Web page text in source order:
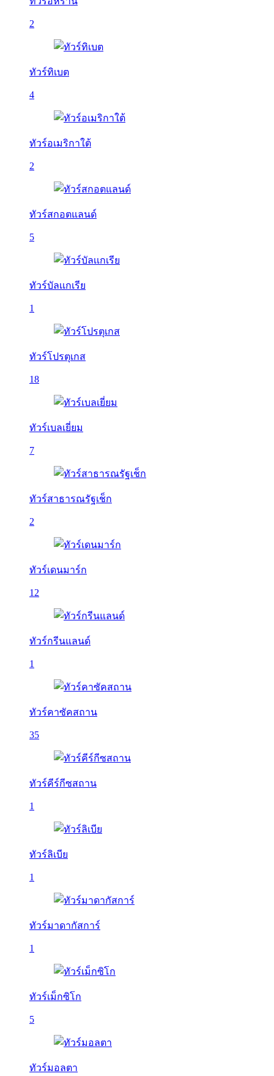
2
ทัวร์ทิเบต
4
ทัวร์อเมริกาใต้
2
ทัวร์สกอตแลนด์
5
ทัวร์บัลเเกเรีย
1
ทัวร์โปรตุเกส
18
ทัวร์เบลเยี่ยม
7
ทัวร์สาธารณรัฐเช็ก
2
ทัวร์เดนมาร์ก
12
ทัวร์กรีนแลนด์
1
ทัวร์คาซัคสถาน
35
ทัวร์คีร์กีซสถาน
1
ทัวร์ลิเบีย
1
ทัวร์มาดากัสการ์
1
ทัวร์เม็กซิโก
5
ทัวร์มอลตา